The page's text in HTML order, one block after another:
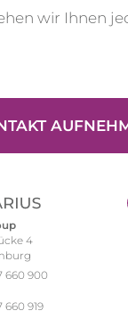
wir Ihnen
4
660 900
660 919